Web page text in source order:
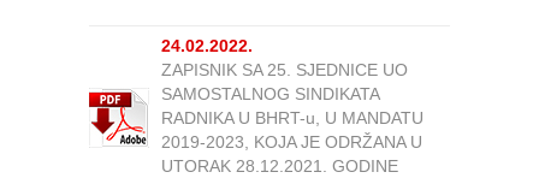
24.02.2022.
ZAPISNIK SA 25. SJEDNICE UO
SAMOSTALNOG SINDIKATA
RADNIKA U BHRT-u, U MANDATU
2019-2023, KOJA JE ODRŽANA U
UTORAK 28.12.2021. GODINE